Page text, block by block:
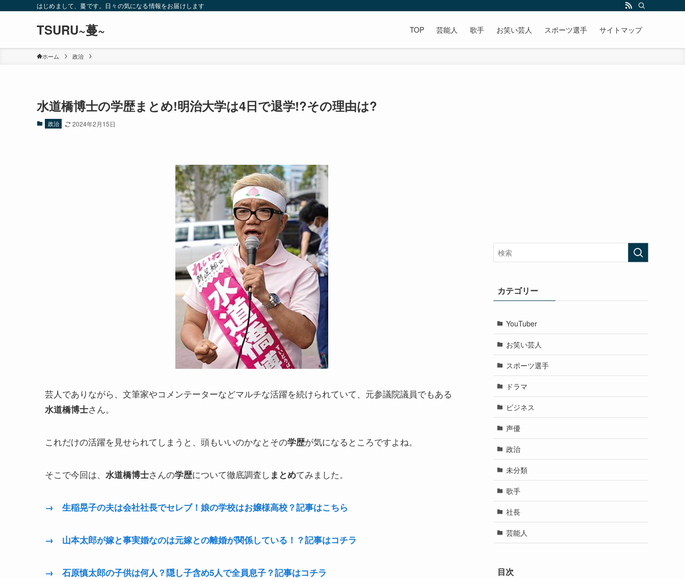
はじめまして、蔓です。日々の気になる情報をお届けします
TSURU~蔓~ TOP 芸能人 歌手 お笑い芸人 スポーツ選手 サイトマップ
ホーム 政治
水道橋博士の学歴まとめ!明治大学は4日で退学!?その理由は?
政治 2024年2月15日
芸人でありながら、文筆家やコメンテーターなどマルチな活躍を続けられていて、元参議院議員でもある
水道橋博士さん。
これだけの活躍を見せられてしまうと、頭もいいのかなとその学歴が気になるところですよね。
そこで今回は、 水道橋博士さんの学歴について徹底調査し まとめてみました。
→ 生稲晃子の夫は会社社長でセレブ！娘の学校はお嬢様高校？記事はこちら
→ 山本太郎が嫁と事実婚なのは元嫁との離婚が関係している！？記事はコチラ
→ 石原慎太郎の子供は何人？隠し子含め5人で全員息子？記事はコチラ
カテゴリー
YouTuber
お笑い芸人
スポーツ選手
ドラマ
ビジネス
声優
政治
未分類
歌手
社長
芸能人
目次